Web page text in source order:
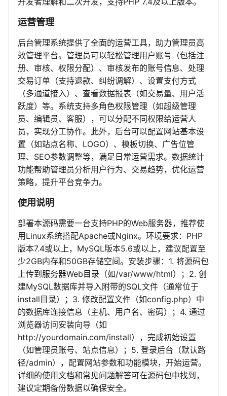
运营管理
后台管理系统提供了全面的运营工具，助力管理员高
效管理平台。管理员可以轻松管理用户账号（包括注
册、审核、权限分配）、审核发布的账号信息、处理
交易订单（支持退款、纠纷调解）、设置支付方式
（多通道接入）、查看数据报表（如交易量、用户活
跃度）等。系统支持多角色权限管理（如超级管理
员、编辑员、客服），可以分配不同权限给运营人
员，实现分工协作。此外，后台可以配置网站基本设
置（如站点名称、LOGO）、模板切换、广告位管
理、SEO参数调整等，满足日常运营需求。数据统计
功能帮助管理员分析用户行为、交易趋势，优化运营
策略，提升平台竞争力。
使用说明
部署本源码需要一台支持PHP的Web服务器，推荐使
用Linux系统搭配Apache或Nginx。环境要求：PHP
版本7.4或以上，MySQL版本5.6或以上，建议配置至
少2GB内存和50GB存储空间。安装步骤：1. 将源码包
上传到服务器Web目录（如/var/www/html）；2. 创
建MySQL数据库并导入附带的SQL文件（通常位于
install目录）；3. 修改配置文件（如config.php）中
的数据库连接信息（主机、用户名、密码）；4. 通过
浏览器访问安装向导（如
http://yourdomain.com/install），完成初始设置
（如管理员账号、站点信息）；5. 登录后台（默认路
径/admin），配置网站参数和功能模块，开始运营。
详细的使用文档和常见问题解答可在源码包中找到，
建议定期备份数据以确保安全。